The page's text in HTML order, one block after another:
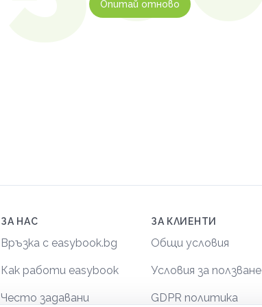
Опитай отново
ЗА НАС
Връзка с easybook.bg
Как работи easybook
Често задавани
ЗА КЛИЕНТИ
Общи условия
Условия за ползване
GDPR политика